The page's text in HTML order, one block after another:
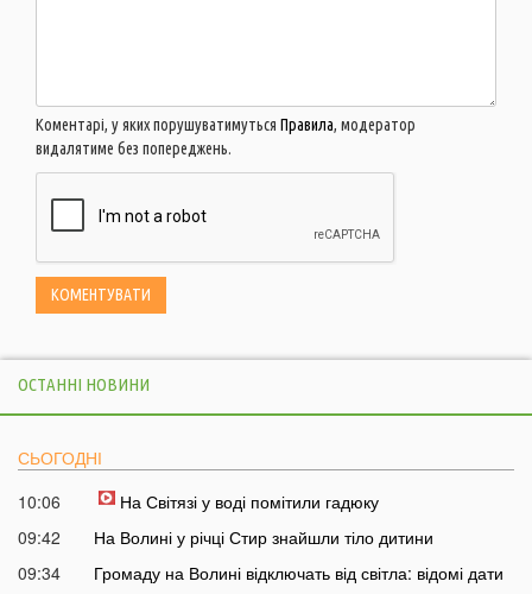
Коментарі, у яких порушуватимуться Правила, модератор
видалятиме без попереджень.
ОСТАННІ НОВИНИ
СЬОГОДНІ
10:06
На Світязі у воді помітили гадюку
09:42
На Волині у річці Стир знайшли тіло дитини
09:34
Громаду на Волині відключать від світла: відомі дати